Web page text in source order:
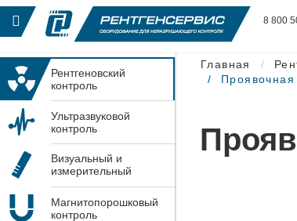
8 800
Рентгеновский
контроль
Ультразвуковой
контроль
Визуальный и
измерительный
Магнитопорошковый
контроль
Главная